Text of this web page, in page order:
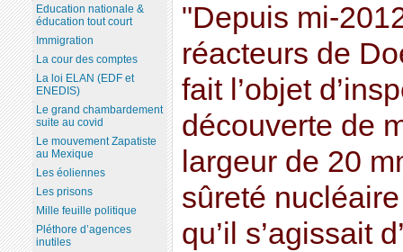
"Depuis mi-
réacteurs de
fait l’objet
découverte de
largeur de 20
sûreté
qu’il s’agissait
Education nationale &
éducation tout court
Immigration
La cour des comptes
La loi ELAN (EDF et
ENEDIS)
Le grand chambardement
suite au covid
Le mouvement Zapatiste
au Mexique
Les éoliennes
Les prisons
Mille feuille politique
Pléthore d’agences
inutiles